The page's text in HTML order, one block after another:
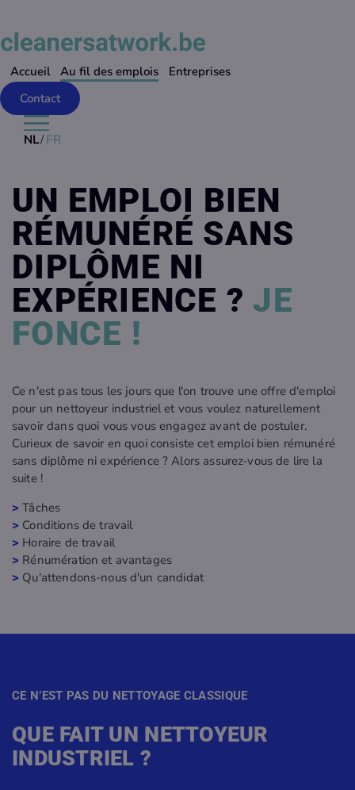
Accueil Au fil des emplois
Entreprises
Contact
NL/FR
UN EMPLOI BIEN
RÉMUNÉRÉ SANS
DIPLÔME NI
EXPÉRIENCE ? JE
FONCE !
Ce n'est pas tous les jours que l'on trouve une offre d'emploi
pour un nettoyeur industriel et vous voulez naturellement
savoir dans quoi vous vous engagez avant de postuler.
Curieux de savoir en quoi consiste cet emploi bien rémunéré
sans diplôme ni expérience ? Alors assurez-vous de lire la
suite !
> Tâches
> Conditions de travail
> Horaire de travail
> Rénumération et avantages
> Qu'attendons-nous d'un candidat
CE N’EST PAS DU NETTOYAGE CLASSIQUE
QUE FAIT UN NETTOYEUR
INDUSTRIEL ?